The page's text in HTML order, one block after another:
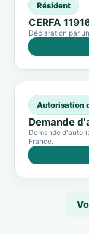
Résident
CERFA
Déclaration par
Autorisation
Demande
Demande
France.